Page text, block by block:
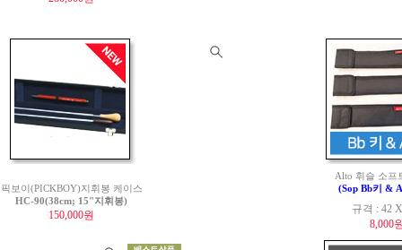
픽보이(PICKBOY)지휘봉 케이스
HC-90(38cm; 15"지휘봉)
150,000원
Alto 휘슬 소프
(Sop Bb키 &
규격 : 42
8,000